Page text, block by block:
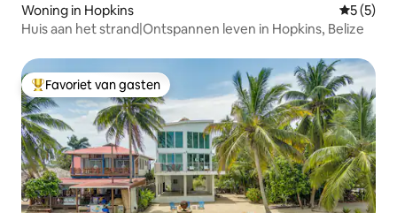
Woning in Hopkins
5 (5)
Huis aan het strand|Ontspannen leven in Hopkins, Belize
Topfavoriet van gasten
Favoriet van gasten